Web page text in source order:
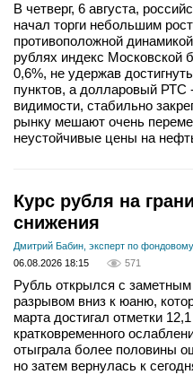
В четверг, 6 августа,
начал торги небольшим
противоположной
рублях индекс Московской
0,6%, не удержав
пунктов, а долларовый РТС
видимости, стабильно
рынку мешают очень
неустойчивые цены на
Курс рубля на
снижения
Дмитрий Бабин, эксперт по
06.08.2026 18:15
571
Рубль открылся с
разрывом вниз к юаню,
марта достигал отметки
кратковременного
отыграла более половины
но затем вернулась к